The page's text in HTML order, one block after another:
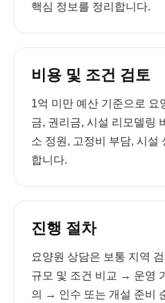
핵심 정보를 정리합니다.
비용 및 조건 검토
1억 미만 예산 기준으로 요
금, 권리금, 시설 리모델링
소 정원, 고정비 부담, 시설
합니다.
진행 절차
요양원 상담은 보통 지역
규모 및 조건 비교 → 운영
의 → 인수 또는 개설 준비